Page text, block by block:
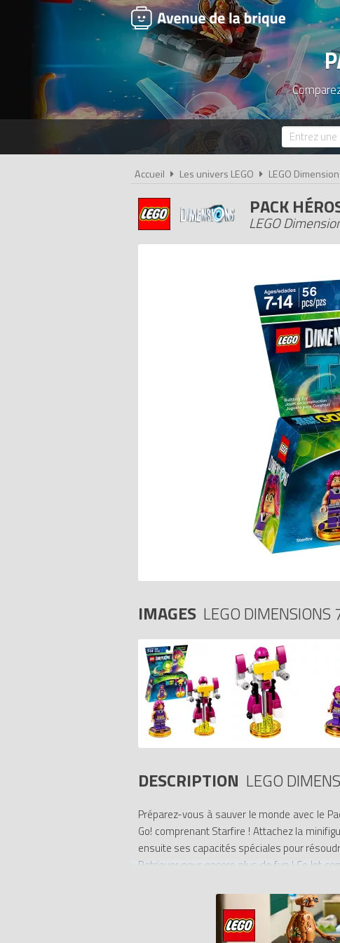
Accueil Les univers LEGO LEGO
PACK
LEGO
IMAGES LEGO
DESCRIPTION LEGO
Préparez-vous à sauver le monde avec le
Go! comprenant Starfire ! Attachez la
ensuite ses capacités spéciales pour
Retriever pour encore plus de fun ! Ce lot
- Comprend une minifigure constructible de
- Le personnage et le modèle comprennent
- Reconstruisez le Titan Root en T-Rocket ou